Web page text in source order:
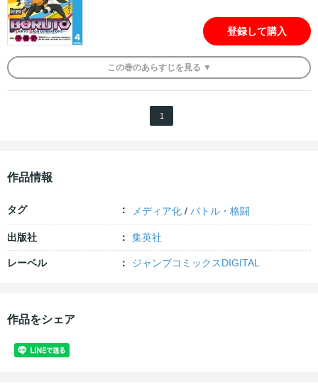
登録して購入
この巻のあらすじを 見る ▼
1
作品情報
タグ メディア化 /バトル・格闘
出版社 集英社
レーベル ジャンプコミックスDIGITAL
作品をシェア